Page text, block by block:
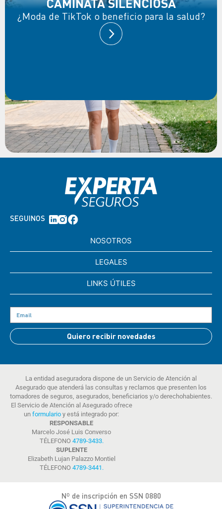
¿Moda de TikTok o beneficio para la salud?
SEGUINOS
NOSOTROS
LEGALES
LINKS ÚTILES
Quiero recibir novedades
La entidad aseguradora dispone de un Servicio de Atención al
Asegurado que atenderá las consultas y reclamos que presenten los
tomadores de seguros, asegurados, beneficiarios y/o derechohabientes.
El Servicio de Atención al Asegurado ofrece
un formulario y está integrado por:
RESPONSABLE
Marcelo José Luis Converso
TÉLEFONO 4789-3433.
SUPLENTE
Elizabeth Lujan Palazzo Montiel
TÉLEFONO 4789-3441 .
Nº de inscripción en SSN 0880